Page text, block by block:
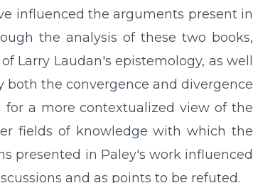
influenced the arguments present in
the analysis of these two books,
Laudan's epistemology, as well
both the convergence and divergence
a more contextualized view of the
fields of knowledge with which the
presented in Paley's work influenced
and as points to be refuted.